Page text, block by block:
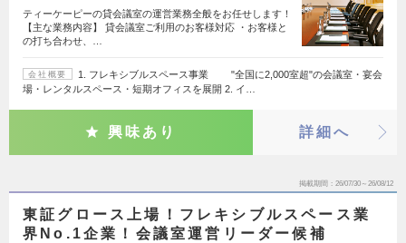
ティーケーピーの貸会議室の運営業務全般をお任せします！
【主な業務内容】 貸会議室ご利用のお客様対応 ・お客様と
の打ち合わせ、…
会社概要
1. フレキシブルスペース事業 "全国に2,000室超"の会議室・宴会
場・レンタルスペース・短期オフィスを展開 2. イ…
興味あり 詳細へ
掲載期間 26/07/30～26/08/12
東証グロース上場！フレキシブルスペース業
界No.1企業！会議室運営リーダー候補